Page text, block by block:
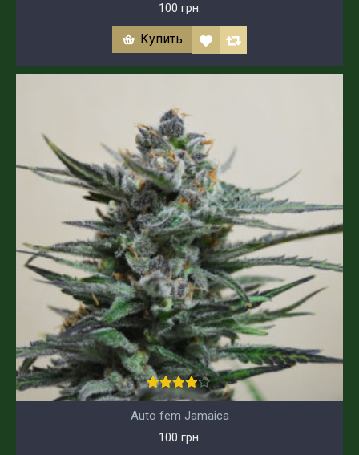
100 грн.
Купить
Auto fem Jamaica
100 грн.